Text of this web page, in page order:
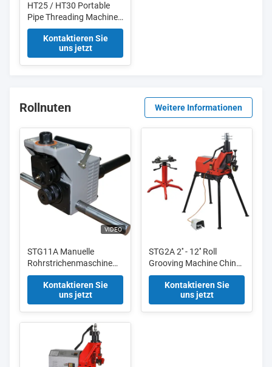
HT25 / HT30 Portable
Pipe Threading Machine
Manuelle Schnappfeder
Kontaktieren Sie
uns jetzt
Rollnuten Weitere Informationen
VIDEO
STG11A Manuelle
Rohrstrichenmaschine
kann an der RIDGID300-
Antriebseinheit montiert
Kontaktieren Sie
uns jetzt
STG2A 2'' - 12'' Roll
Grooving Machine China
mit aktualisierter
Hydraulikpumpe
Kontaktieren Sie
uns jetzt